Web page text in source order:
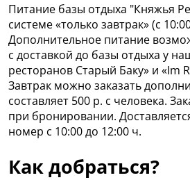
Питание базы отдыха "Княжья
системе «только завтрак» (с
Дополнительное питание
с доставкой до базы отдыха у
ресторанов Старый Баку» и «Im
Завтрак можно заказать
составляет 500 р. с человека.
при бронировании.
номер с 10:00 до 12:00 ч.
Как добраться?